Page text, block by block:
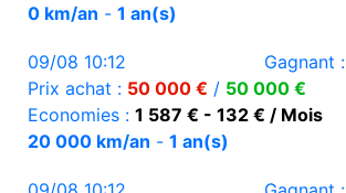
0 km/an - 1 an(s)
09/08 10:12 Gagnant :
Prix achat : 50 000 € / 50 000 €
Economies : 1 587 € - 132 € / Mois
20 000 km/an - 1 an(s)